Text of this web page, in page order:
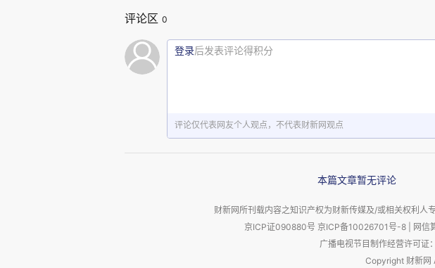
又反过来安慰我：“兄弟，你放心吼，我确认过了
我当时要不是烧得我不想说话，真想跟他说：
你讲过了吗。
但尽管不是埃博拉，急救人员到了之后，还
我得的是疟疾，而且是恶性疟，是疟疾当中最严
治疟疾的经验越来越“不丰富”，但这是个好事
评论区 0
登录后发表评论得积分
评论仅代表网友个人观点，不代表财新网观点
本篇文章暂无评论
财新网所刊载内容之知识产权为财新传媒及/或相关权利人
京ICP证090880号 京ICP备10026701号-8 网信
广播电视节目制作经营许可证
Copyright 财新网